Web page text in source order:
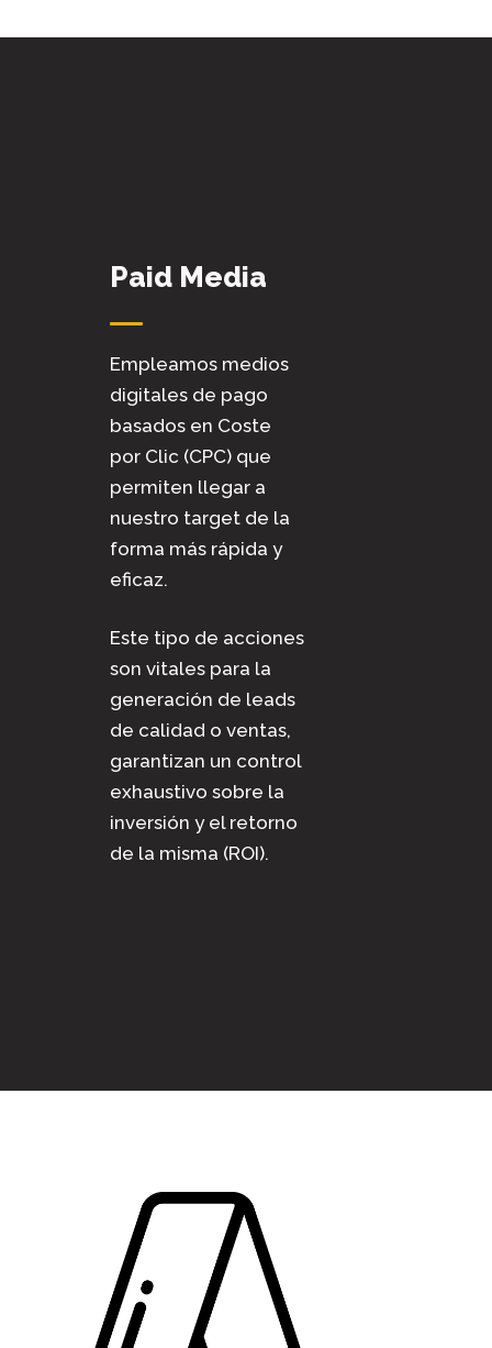
Paid Media
Empleamos medios
digitales de pago
basados en Coste
por Clic (CPC) que
permiten llegar a
nuestro target de la
forma más rápida y
eficaz.
Este tipo de acciones
son vitales para la
generación de leads
de calidad o ventas,
garantizan un control
exhaustivo sobre la
inversión y el retorno
de la misma (ROI).